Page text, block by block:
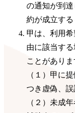
の通知が到
約が成立する
甲は、利用
由に該当す
ことがありま
（１）甲に
つき虚偽、
（２）未成